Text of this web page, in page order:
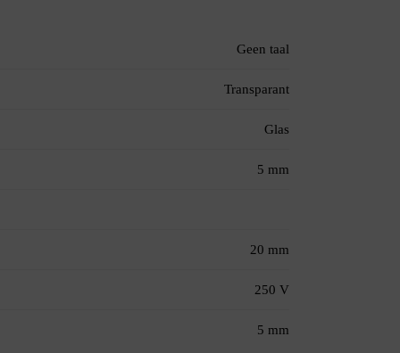
Geen taal
Transparant
Glas
5 mm
20 mm
250 V
5 mm